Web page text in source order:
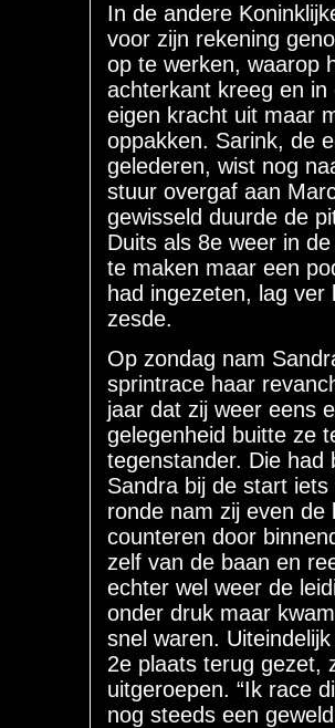
In de andere
voor zijn rekening
op te werken, waarop
achterkant kreeg en
eigen kracht uit maar
oppakken. Sarink, de
gelederen, wist nog
stuur overgaf aan
gewisseld duurde de
Duits als 8e weer in
te maken maar een
had ingezeten, lag
zesde.
Op zondag nam
sprintrace haar
jaar dat zij weer eens
gelegenheid buitte ze
tegenstander. Die
Sandra bij de start
ronde nam zij even
counteren door
zelf van de baan en
echter wel weer de
onder druk maar
snel waren.
2e plaats terug gezet,
uitgeroepen. “Ik race
nog steeds een